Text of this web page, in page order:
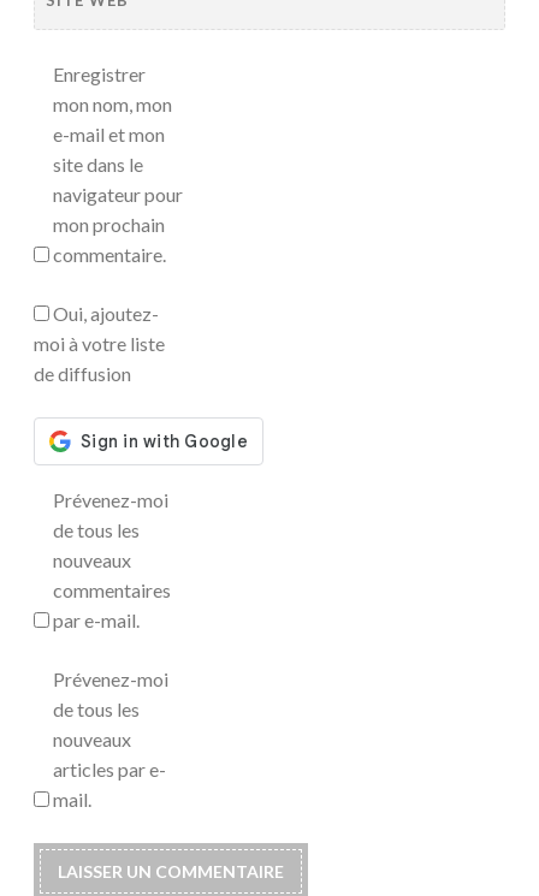
Enregistrer
mon nom, mon
e-mail et mon
site dans le
navigateur pour
mon prochain
commentaire.
Oui, ajoutez-
moi à votre liste
de diffusion
Prévenez-moi
de tous les
nouveaux
commentaires
par e-mail.
Prévenez-moi
de tous les
nouveaux
articles par e-
mail.